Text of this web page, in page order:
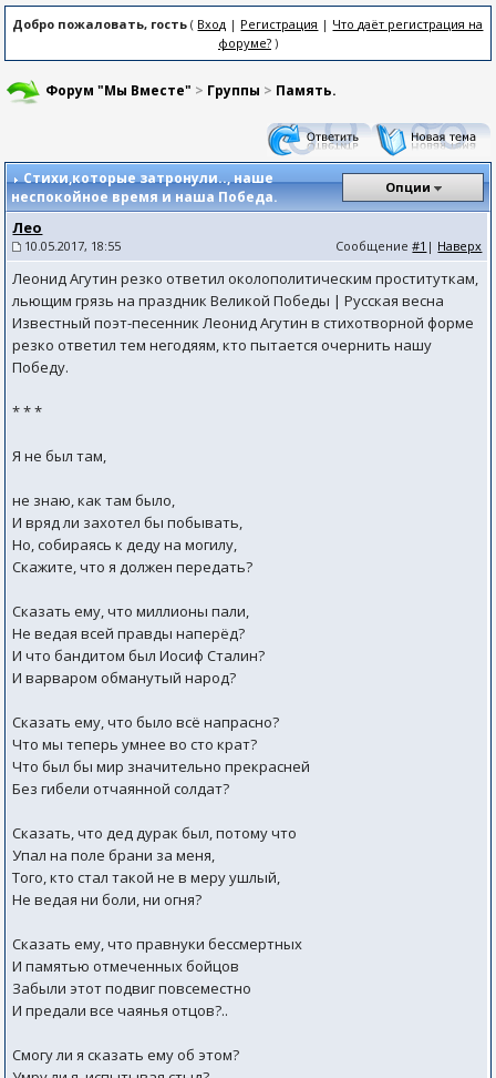
Добро пожаловать, гость ( Вход | Регистрация | Что даёт регистрация на
форуме?)
Форум "Мы Вместе" > Группы > Память.
Стихи,которые затронули.., наше
неспокойное время и наша Победа.
Опции
Лео
10.05.2017, 18:55 Сообщение#1 | Наверх
Леонид Агутин резко ответил околополитическим проституткам,
льющим грязь на праздник Великой Победы | Русская весна
Известный поэт-песенник Леонид Агутин в стихотворной форме
резко ответил тем негодяям, кто пытается очернить нашу
Победу.
* * *
Я не был там,
не знаю, как там было,
И вряд ли захотел бы побывать,
Но, собираясь к деду на могилу,
Скажите, что я должен передать?
Сказать ему, что миллионы пали,
Не ведая всей правды наперёд?
И что бандитом был Иосиф Сталин?
И варваром обманутый народ?
Сказать ему, что было всё напрасно?
Что мы теперь умнее во сто крат?
Что был бы мир значительно прекрасней
Без гибели отчаянной солдат?
Сказать, что дед дурак был, потому что
Упал на поле брани за меня,
Того, кто стал такой не в меру ушлый,
Не ведая ни боли, ни огня?
Сказать ему, что правнуки бессмертных
И памятью отмеченных бойцов
Забыли этот подвиг повсеместно
И предали все чаянья отцов?..
Смогу ли я сказать ему об этом?